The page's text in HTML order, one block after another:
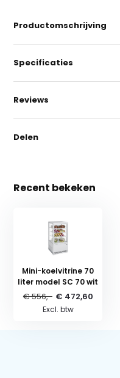
Productomschrijving
Specificaties
Reviews
Delen
Recent bekeken
Mini-koelvitrine 70
liter model SC 70 wit
€ 556,- € 472,60
Excl. btw